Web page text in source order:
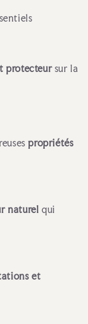
protecteursur la
propriétés
naturel qui
et